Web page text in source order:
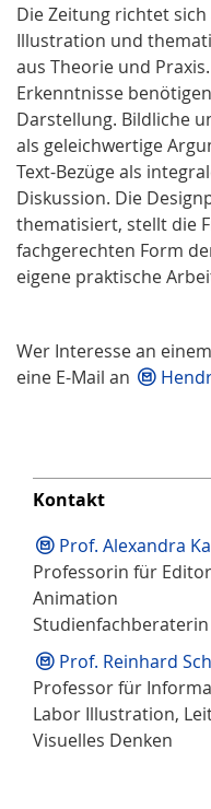
Die Zeitung richtet
Illustration und
aus Theorie und
Erkenntnisse
Darstellung. Bildliche
als geleichwertige
Text-Bezüge als
Diskussion. Die
thematisiert, stellt die
fachgerechten Form
eigene praktische
Wer Interesse an
eine E-Mail an
Kontakt
Prof. Alexandra
Professorin für
Animation
Studienfachberaterin
Prof. Reinhard
Professor für
Labor Illustration,
Visuelles Denken